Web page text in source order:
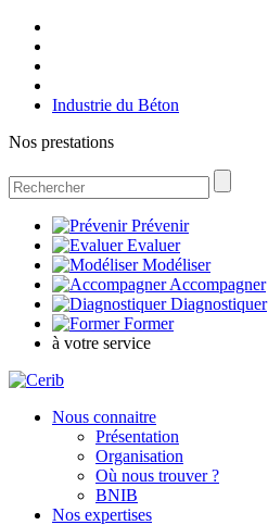
Industrie du Béton
Nos prestations
Prévenir
Evaluer
Modéliser
Accompagner
Diagnostiquer
Former
à votre service
Nous connaitre
Présentation
Organisation
Où nous trouver ?
BNIB
Nos expertises